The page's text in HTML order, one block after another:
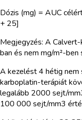
Dózis (mg) = AUC
+ 25]
Megjegyzés: A
ban és nem mg/m²-ben
A kezelést 4 hétig nem
karboplatin-terápiát
legalább 2000 sejt/
100 000 sejt/mm3